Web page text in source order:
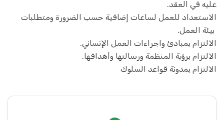
عليه في العقد.
الاستعداد للعمل لساعات إضافية حسب الضرورة ومتطلبات
بيئة العمل.
الالتزام بمبادئ واجراءات العمل الإنساني.
الالتزام برؤية المنظمة ورسالتها وأهدافها.
الالتزام بمدونة قواعد السلوك